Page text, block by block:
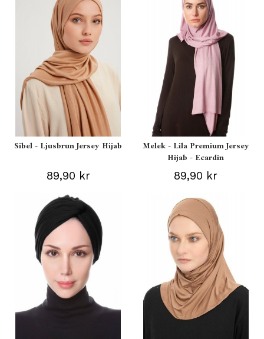
Sibel - Ljusbrun Jersey Hijab
89,90 kr
Melek - Lila Premium Jersey
Hijab - Ecardin
89,90 kr